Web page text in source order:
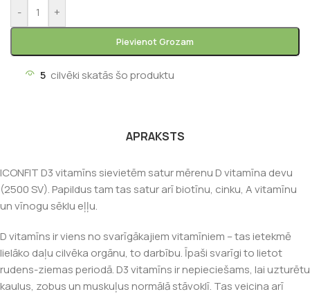
- +
Pievienot Grozam
5 cilvēki skatās šo produktu
APRAKSTS
ICONFIT D3 vitamīns sievietēm satur mērenu D vitamīna devu
(2500 SV). Papildus tam tas satur arī biotīnu, cinku, A vitamīnu
un vīnogu sēklu eļļu.
D vitamīns ir viens no svarīgākajiem vitamīniem – tas ietekmē
lielāko daļu cilvēka orgānu, to darbību. Īpaši svarīgi to lietot
rudens-ziemas periodā. D3 vitamīns ir nepieciešams, lai uzturētu
kaulus, zobus un muskuļus normālā stāvoklī. Tas veicina arī